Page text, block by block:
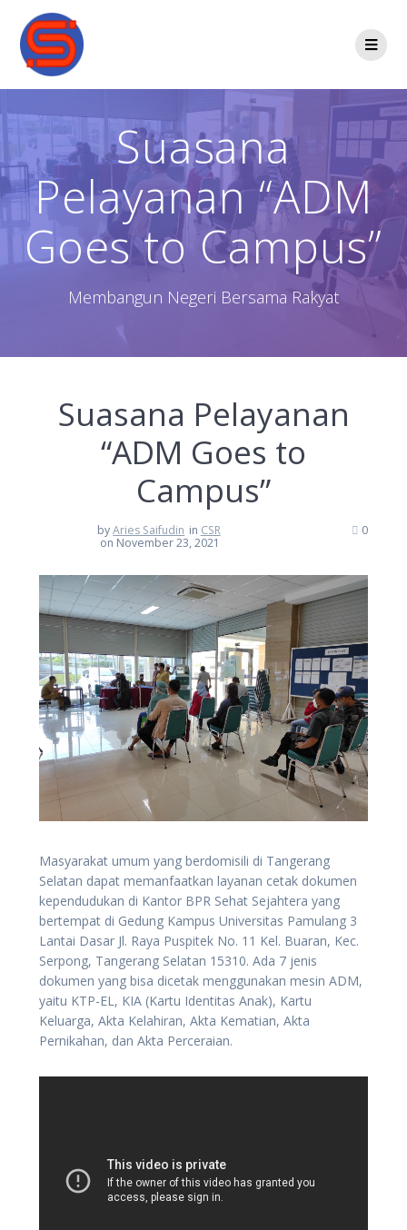
Suasana
Pelayanan “ADM
Goes to Campus”
Membangun Negeri Bersama Rakyat
Suasana Pelayanan
“ADM Goes to
Campus”
byAries Saifudin in CSR
on November 23, 2021
0
Masyarakat umum yang berdomisili di Tangerang
Selatan dapat memanfaatkan layanan cetak dokumen
kependudukan di Kantor BPR Sehat Sejahtera yang
bertempat di Gedung Kampus Universitas Pamulang 3
Lantai Dasar Jl. Raya Puspitek No. 11 Kel. Buaran, Kec.
Serpong, Tangerang Selatan 15310. Ada 7 jenis
dokumen yang bisa dicetak menggunakan mesin ADM,
yaitu KTP-EL, KIA (Kartu Identitas Anak), Kartu
Keluarga, Akta Kelahiran, Akta Kematian, Akta
Pernikahan, dan Akta Perceraian.